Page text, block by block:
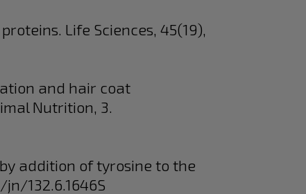
Life Sciences, 45(19),
and hair coat
Nutrition, 3.
by addition of tyrosine to the
132.6.1646S